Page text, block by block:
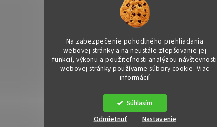
Na zabezpečenie pohodlného prehliadania
webovej stránky a na neustále zlepšovanie jej
funkcií, výkonu a použiteľnosti analýzou návštevnosti
webovej stránky používame súbory cookie. Viac
informácií
Súhlasím
Nastavenie
Odmietnuť